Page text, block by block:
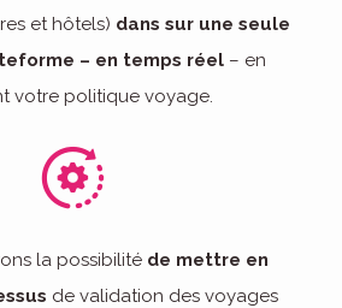
et hôtels) dans sur une seule
– en temps réel– en
votre politique voyage.
la possibilité de mettre en
de validation des voyages